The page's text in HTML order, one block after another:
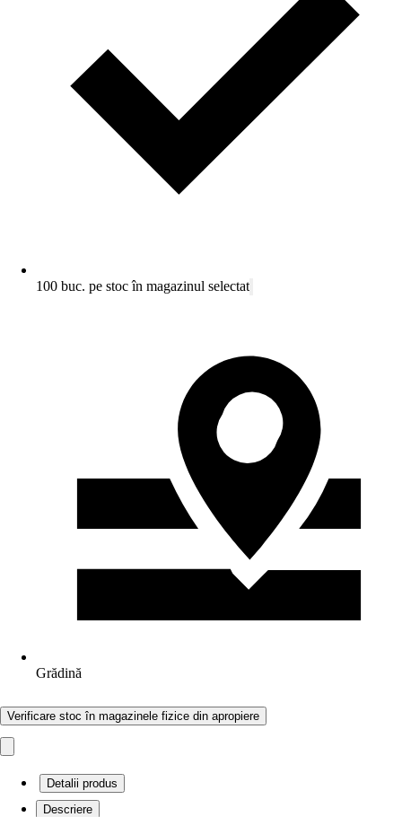
100 buc. pe stoc în magazinul selectat
Grădină
Verificare stoc în magazinele fizice din apropiere
Detalii produs
Descriere